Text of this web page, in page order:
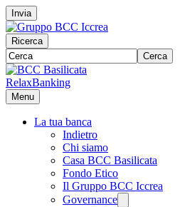
Invia
Ricerca
Cerca
RelaxBanking
Menu
La tua banca
Indietro
Chi siamo
Casa BCC Basilicata
Fondo Etico
Il Gruppo BCC Iccrea
Governance